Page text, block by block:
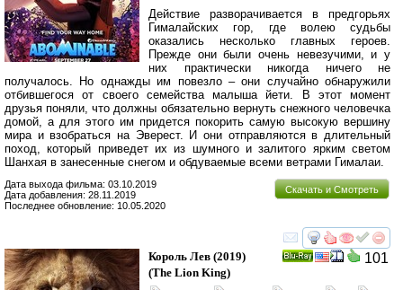
Действие разворачивается в предгорьях
Гималайских гор, где волею судьбы
оказались несколько главных героев.
Прежде они были очень невезучими, и у
них практически никогда ничего не
получалось. Но однажды им повезло – они случайно обнаружили
отбившегося от своего семейства малыша йети. В этот момент
друзья поняли, что должны обязательно вернуть снежного человечка
домой, а для этого им придется покорить самую высокую вершину
мира и взобраться на Эверест. И они отправляются в длительный
поход, который приведет их из шумного и залитого ярким светом
Шанхая в занесенные снегом и обдуваемые всеми ветрами Гималаи.
Скачать и Смотреть
Дата выхода фильма: 03.10.2019
Дата добавления: 28.11.2019
Последнее обновление: 10.05.2020
смотреть
101
Король Лев (2019)
(The Lion King)